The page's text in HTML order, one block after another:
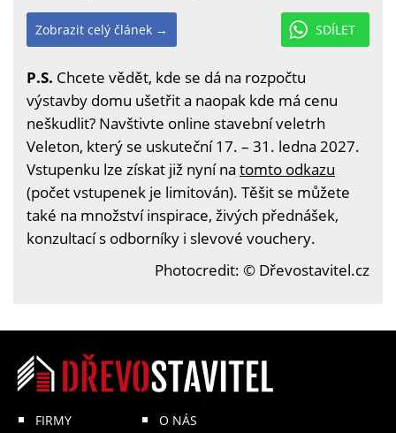
SDÍLET
Zobrazit celý článek →
P.S. Chcete vědět, kde se dá na rozpočtu
výstavby domu ušetřit a naopak kde má cenu
neškudlit? Navštivte online stavební veletrh
Veleton, který se uskuteční 17. – 31. ledna 2027.
Vstupenku lze získat již nyní na tomto odkazu
(počet vstupenek je limitován). Těšit se můžete
také na množství inspirace, živých přednášek,
konzultací s odborníky i slevové vouchery.
Photocredit: © Dřevostavitel.cz
FIRMY
O NÁS